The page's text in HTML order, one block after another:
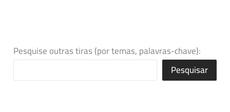
Pesquise outras tiras (por temas, palavras-chave):
Pesquisar